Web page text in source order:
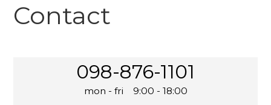
Contact
098-876-1101
mon - fri 9:00 - 18:00